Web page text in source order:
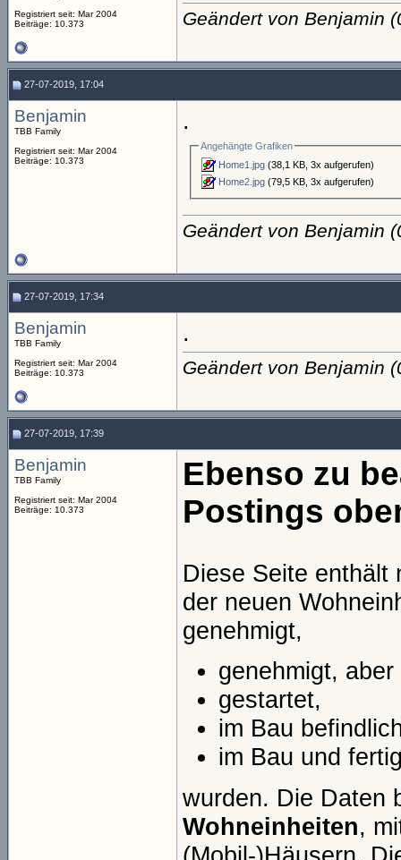
Registriert seit: Mar 2004
Beiträge: 10.373
Geändert von Benjamin
27-07-2019, 17:04
Benjamin
TBB Family
Registriert seit: Mar 2004
Beiträge: 10.373
.
Angehängte Grafiken
Home1.jpg (38,1 KB, 3x aufgerufen)
Home2.jpg (79,5 KB, 3x aufgerufen)
Geändert von Benjamin
27-07-2019, 17:34
Benjamin
TBB Family
Registriert seit: Mar 2004
Beiträge: 10.373
.
Geändert von Benjamin
27-07-2019, 17:39
Benjamin
TBB Family
Registriert seit: Mar 2004
Beiträge: 10.373
Ebenso zu
Postings
Diese Seite enthält
der neuen
genehmigt,
genehmigt,
gestartet,
im Bau
im Bau und
wurden. Die Daten
Wohneinheiten,